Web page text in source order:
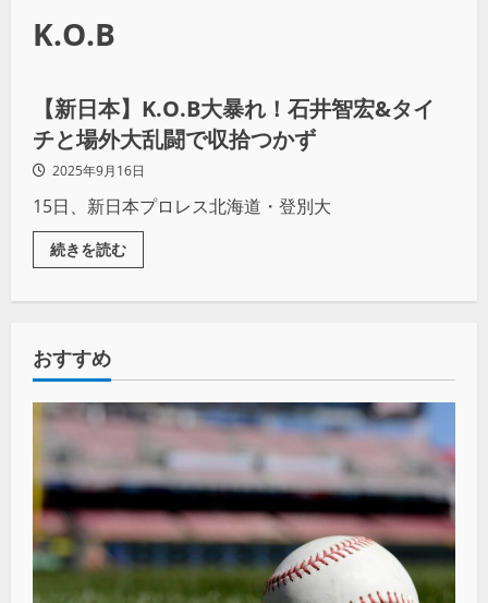
K.O.B
プロレス
【新日本】K.O.B大暴れ！石井智宏&タイ
チと場外大乱闘で収拾つかず
2025年9月16日
15日、新日本プロレス北海道・登別大
続きを読む
おすすめ